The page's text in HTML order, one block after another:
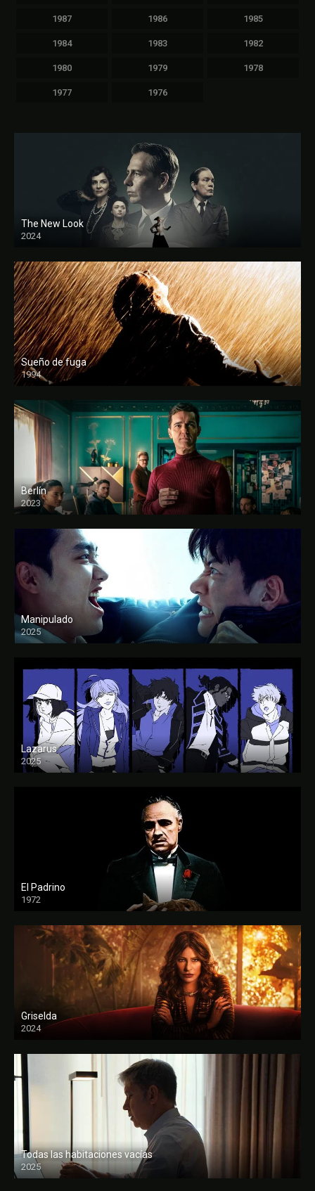
1987 1986 1985
1984 1983 1982
1980 1979 1978
1977 1976
The New Look
2024
Sueño de fuga
1994
FULL HD
Berlín
2023
Manipulado
2025
Lazarus
2025
El Padrino
1972
FULL HD
Griselda
2024
Todas las habitaciones vacías
2025
FULL HD